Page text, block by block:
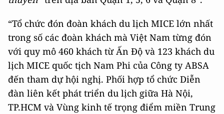
“Tổ chức đón đoàn khách du lịch MICE lớn nhất
trong số các đoàn khách mà Việt Nam từng đón
với quy mô 460 khách từ Ấn Độ và 123 khách du
lịch MICE quốc tịch Nam Phi của Công ty ABSA
đến tham dự hội nghị. Phối hợp tổ chức Diễn
đàn liên kết phát triển du lịch giữa Hà Nội,
TP.HCM và Vùng kinh tế trọng điểm miền Trung